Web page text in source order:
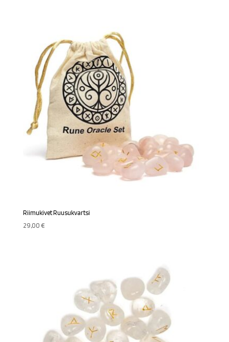
Riimukivet Ruusukvartsi
29,00€